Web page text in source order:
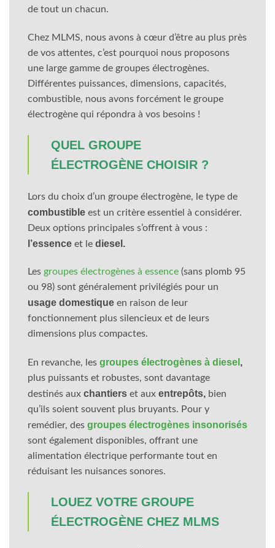
de tout un chacun.
Chez MLMS, nous avons à cœur d’être au plus près
de vos attentes, c’est pourquoi nous proposons
une large gamme de groupes électrogènes.
Différentes puissances, dimensions, capacités,
combustible, nous avons forcément le groupe
électrogène qui répondra à vos besoins !
QUEL GROUPE
ÉLECTROGÈNE CHOISIR ?
Lors du choix d’un groupe électrogène, le type de
combustible est un critère essentiel à considérer.
Deux options principales s’offrent à vous :
l’essence et le diesel.
Les groupes électrogènes à essence (sans plomb 95
ou 98) sont généralement privilégiés pour un
usage domestique en raison de leur
fonctionnement plus silencieux et de leurs
dimensions plus compactes.
En revanche, les groupes électrogènes à diesel ,
plus puissants et robustes, sont davantage
destinés aux chantiers et aux entrepôts, bien
qu’ils soient souvent plus bruyants. Pour y
remédier, des groupes électrogènes insonorisés
sont également disponibles, offrant une
alimentation électrique performante tout en
réduisant les nuisances sonores.
LOUEZ VOTRE GROUPE
ÉLECTROGÈNE CHEZ MLMS